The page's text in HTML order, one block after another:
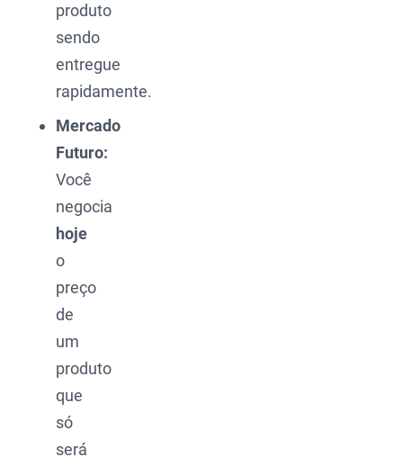
produto
sendo
entregue
rapidamente.
Mercado
Futuro:
Você
negocia
hoje
o
preço
de
um
produto
que
só
será